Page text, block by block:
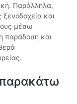
Παράλληλα,
και
μέσω
παράδοση και
παρακάτω